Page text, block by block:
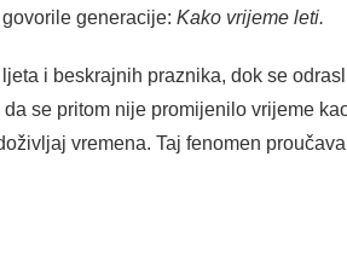
generacije: Kako vrijeme leti.
i beskrajnih praznika, dok se
se pritom nije promijenilo vrijeme
vremena. Taj fenomen proučava